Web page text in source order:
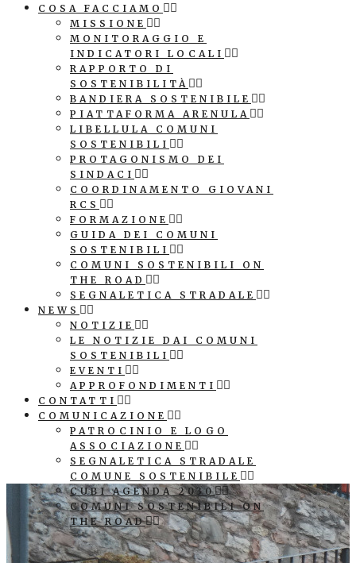
COSA FACCIAMO
MISSIONE
MONITORAGGIO E
INDICATORI LOCALI
RAPPORTO DI
SOSTENIBILITÀ
BANDIERA SOSTENIBILE
PIATTAFORMA ARENULA
LIBELLULA COMUNI
SOSTENIBILI
PROTAGONISMO DEI
SINDACI
COORDINAMENTO GIOVANI
RCS
FORMAZIONE
GUIDA DEI COMUNI
SOSTENIBILI
COMUNI SOSTENIBILI ON
THE ROAD
SEGNALETICA STRADALE
NEWS
NOTIZIE
LE NOTIZIE DAI COMUNI
SOSTENIBILI
EVENTI
APPROFONDIMENTI
CONTATTI
COMUNICAZIONE
PATROCINIO E LOGO
ASSOCIAZIONE
SEGNALETICA STRADALE
COMUNE SOSTENIBILE
CUBI AGENDA 2030
COMUNI SOSTENIBILI ON
THE ROAD